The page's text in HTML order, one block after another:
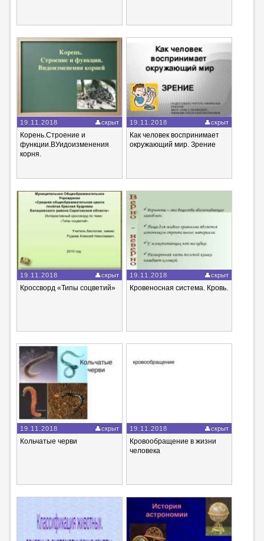
19.11.2018 скрыт
Корень.Строение и
функции.ВУидоизменения
корня.
19.11.2018 скрыт
Как человек воспринимает
окружающий мир. Зрение
19.11.2018 скрыт
Кроссворд «Типы соцветий»
19.11.2018 скрыт
Кровеносная система. Кровь.
19.11.2018 скрыт
Кольчатые черви
19.11.2018 скрыт
Кровообращение в жизни
человека